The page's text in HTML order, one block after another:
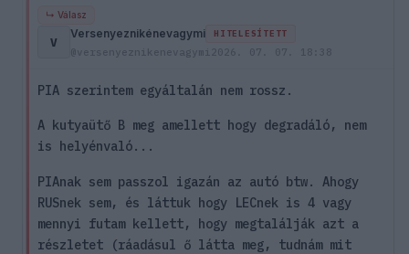
↳ Válasz
V
Versenyeznikénevagymi HITELESÍTETT
@versenyeznikenevagymi2026. 07. 07. 18:38
PIA szerintem egyáltalán nem rossz.
A kutyaütő B meg amellett hogy degradáló, nem
is helyénvaló...
PIAnak sem passzol igazán az autó btw. Ahogy
RUSnek sem, és láttuk hogy LECnek is 4 vagy
mennyi futam kellett, hogy megtalálják azt a
részletet (ráadásul ő látta meg, tudnám mit